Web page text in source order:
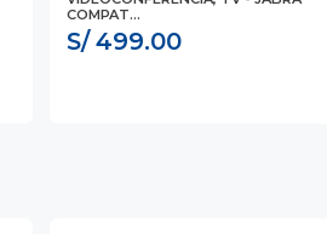
COMPAT...
S/ 499.00